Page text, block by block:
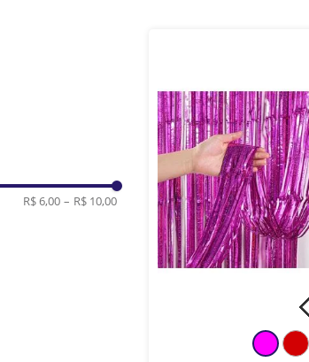
R$ 6,00 – R$ 10,00